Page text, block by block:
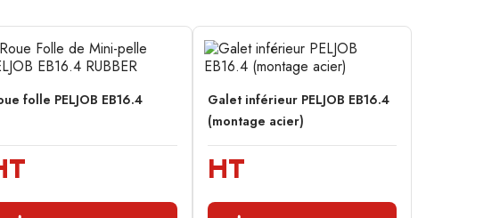
folle PELJOB EB16.4
Galet inférieur PELJOB EB16.4
(montage acier)
HT